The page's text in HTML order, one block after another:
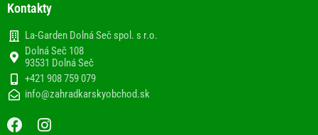
Kontakty
La-Garden Dolná Seč spol. s r.o.
Dolná Seč 108
93531 Dolná Seč
+421 908 759 079
info@zahradkarskyobchod.sk
F
I